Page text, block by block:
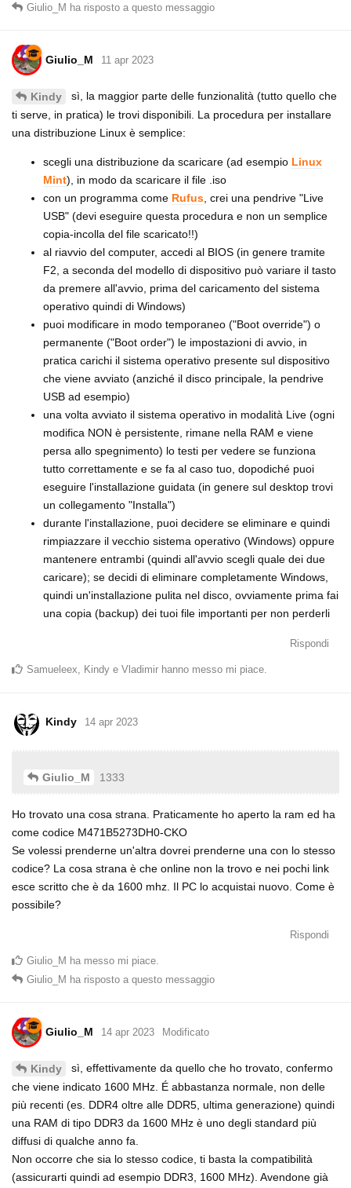
Giulio_M ha risposto a questo messaggio
Giulio_M 11 apr 2023
Kindy
sì, la maggior parte delle funzionalità (tutto quello che
ti serve, in pratica) le trovi disponibili. La procedura per installare
una distribuzione Linux è semplice:
scegli una distribuzione da scaricare (ad esempio Linux
Mint), in modo da scaricare il file .iso
con un programma come Rufus , crei una pendrive "Live
USB" (devi eseguire questa procedura e non un semplice
copia-incolla del file scaricato!!)
al riavvio del computer, accedi al BIOS (in genere tramite
F2, a seconda del modello di dispositivo può variare il tasto
da premere all'avvio, prima del caricamento del sistema
operativo quindi di Windows)
puoi modificare in modo temporaneo ("Boot override") o
permanente ("Boot order") le impostazioni di avvio, in
pratica carichi il sistema operativo presente sul dispositivo
che viene avviato (anziché il disco principale, la pendrive
USB ad esempio)
una volta avviato il sistema operativo in modalità Live (ogni
modifica NON è persistente, rimane nella RAM e viene
persa allo spegnimento) lo testi per vedere se funziona
tutto correttamente e se fa al caso tuo, dopodiché puoi
eseguire l'installazione guidata (in genere sul desktop trovi
un collegamento "Installa")
durante l'installazione, puoi decidere se eliminare e quindi
rimpiazzare il vecchio sistema operativo (Windows) oppure
mantenere entrambi (quindi all'avvio scegli quale dei due
caricare); se decidi di eliminare completamente Windows,
quindi un'installazione pulita nel disco, ovviamente prima fai
una copia (backup) dei tuoi file importanti per non perderli
Rispondi
Samueleex Kindy e Vladimir hanno messo mi piace
Kindy 14 apr 2023
Giulio_M 1333
Ho trovato una cosa strana. Praticamente ho aperto la ram ed ha
come codice M471B5273DH0-CKO
Se volessi prenderne un'altra dovrei prenderne una con lo stesso
codice? La cosa strana è che online non la trovo e nei pochi link
esce scritto che è da 1600 mhz. Il PC lo acquistai nuovo. Come è
possibile?
Rispondi
Giulio_M ha messo mi piace.
Giulio_M ha risposto a questo messaggio
Giulio_M 14 apr 2023 Modificato
Kindy
sì, effettivamente da quello che ho trovato, confermo
che viene indicato 1600 MHz. É abbastanza normale, non delle
più recenti (es. DDR4 oltre alle DDR5, ultima generazione) quindi
una RAM di tipo DDR3 da 1600 MHz è uno degli standard più
diffusi di qualche anno fa.
Non occorre che sia lo stesso codice, ti basta la compatibilità
(assicurarti quindi ad esempio DDR3, 1600 MHz). Avendone già